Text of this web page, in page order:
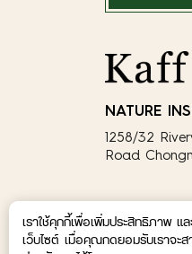
NATURE
1258/32
Road
เราใช้คุกกี้เพื่อเพิ่มประสิทธิภาพ แ
เว็บไซต์ เมื่อคุณกดยอมรับเราจะ